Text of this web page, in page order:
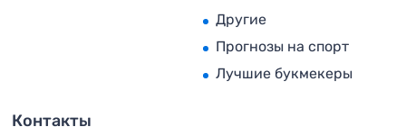
Другие
Прогнозы на спорт
Лучшие букмекеры
Контакты